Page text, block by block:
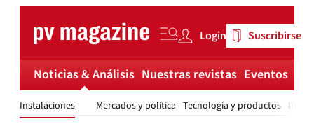
content
Login Suscribirse
Noticias & Análisis
Mercados y política Tecnología y productos
Instalaciones
Nuestras revistas Eventos